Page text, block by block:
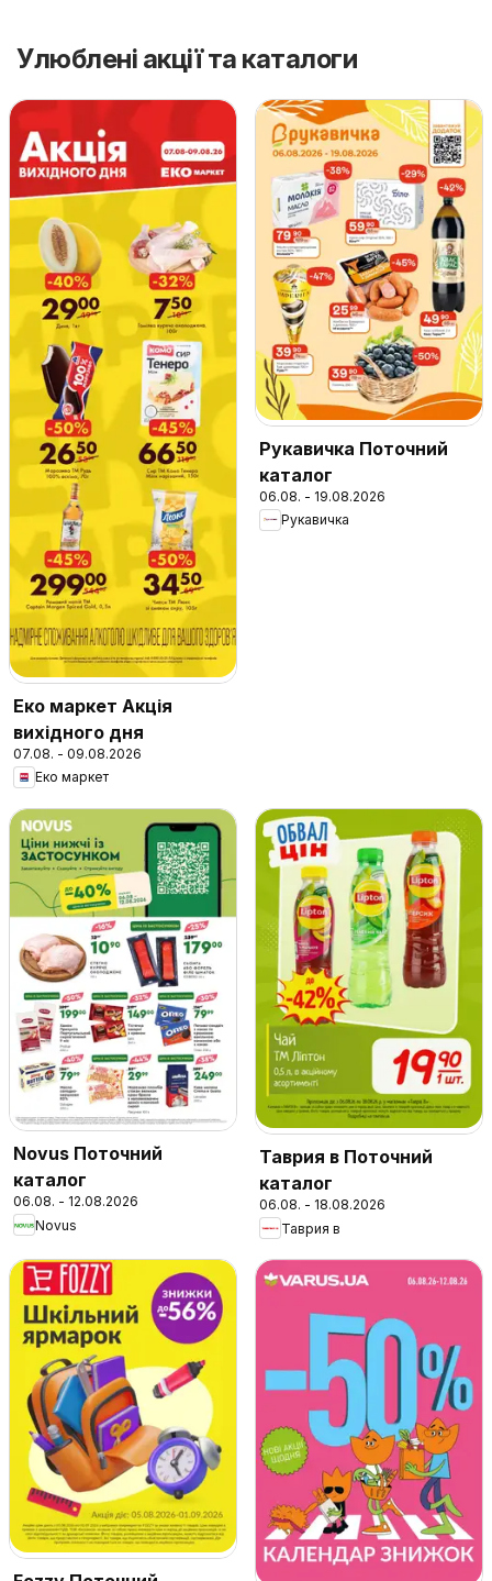
Улюблені акції та каталоги
Еко маркет Акція
вихідного дня
07.08. - 09.08.2026
Еко маркет
Рукавичка Поточний
каталог
06.08. - 19.08.2026
Рукавичка
Novus Поточний
каталог
06.08. - 12.08.2026
Novus
Таврия в Поточний
каталог
06.08. - 18.08.2026
Таврия в